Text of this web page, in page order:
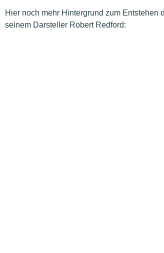
Hier noch mehr Hintergrund zum Entstehen
seinem Darsteller Robert Redford: